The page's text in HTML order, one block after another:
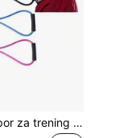
Gumena traka za otpor za trening boksa u obliku broja 8: vanjski fitness, karate, boks, unutarnji fitness, trening nogu i ruku, joga i pilates! Vježbanje kod kuće, fitness oprema za trening, fitness dodaci